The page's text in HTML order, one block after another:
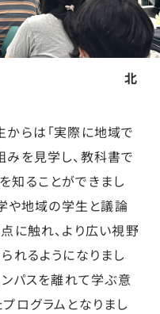
北
らは「実際に地域で
を見学し、教科書で
知ることができまし
学や地域の学生と議論
に触れ、より広い視野
れるようになりまし
ンパスを離れて学ぶ意
ログラムとなりまし